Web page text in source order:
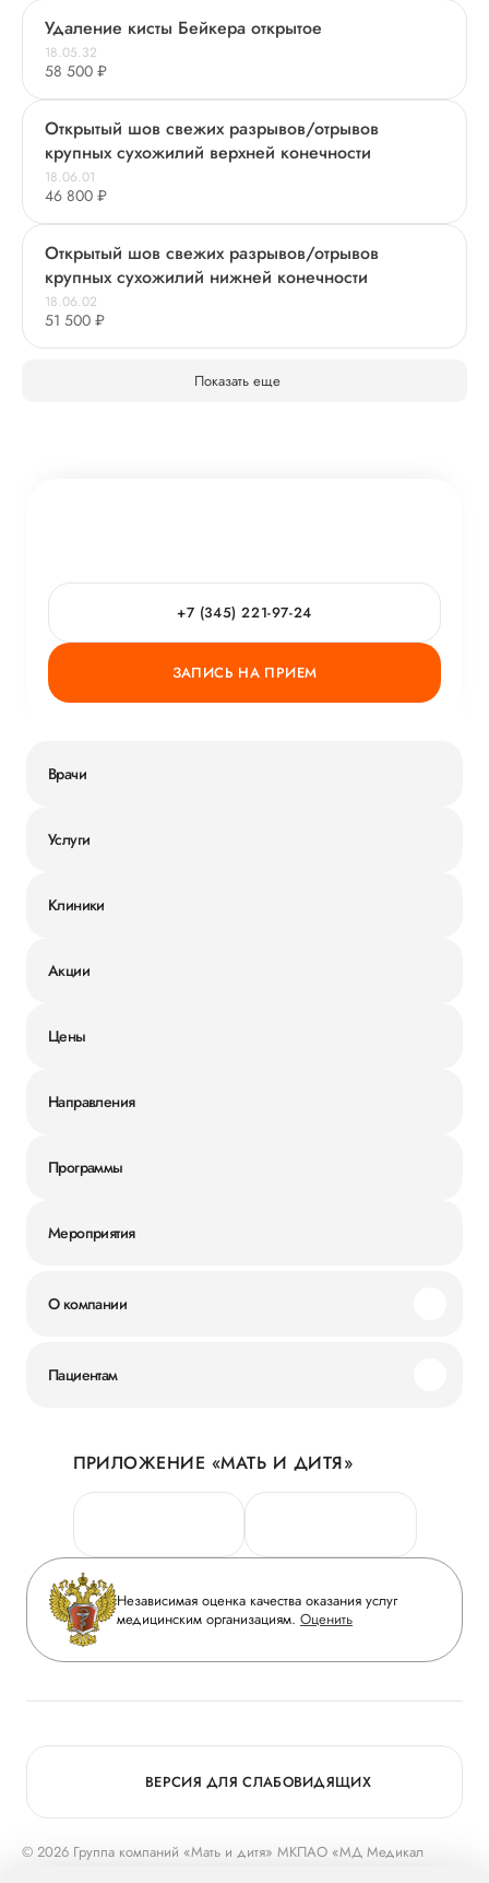
Удаление кисты Бейкера открытое
18.05.32
58 500 ₽
Открытый шов свежих разрывов/отрывов
крупных сухожилий верхней конечности
18.06.01
46 800 ₽
Открытый шов свежих разрывов/отрывов
крупных сухожилий нижней конечности
18.06.02
51 500 ₽
Показать еще
+7 (345) 221-97-24
ЗАПИСЬ НА ПРИЕМ
Врачи
Услуги
Клиники
Акции
Цены
Направления
Программы
Мероприятия
О компании
Новости
Руководство
Сотрудничество
Инвесторам
Журнал «Мать и дитя»
Вакансии
Медицинский туризм
Пациентам
Личный кабинет
Персональные данные
Горячая линия качества
Вопрос-ответ
Приложение пациента
Статьи
ПРИЛОЖЕНИЕ «МАТЬ И ДИТЯ»
Независимая оценка качества оказания услуг
медицинским организациям. Оценить
© 2026 Группа компаний «Мать и дитя» МКПАО «МД Медикал
ВЕРСИЯ ДЛЯ СЛАБОВИДЯЩИХ